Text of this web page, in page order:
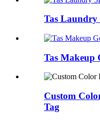
Tas Laundry
Tas Makeup
Custom
Tag